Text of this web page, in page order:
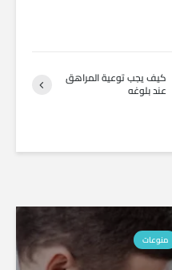
كيف يجب توعية المراهق
عند بلوغه
منوعات